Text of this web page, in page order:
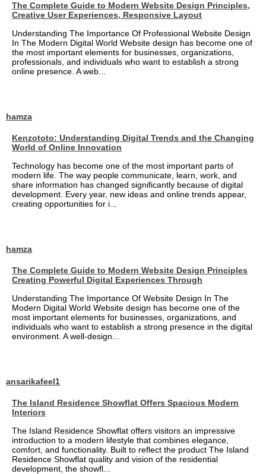
The Complete Guide to Modern Website Design Principles,
Creative User Experiences, Responsive Layout
Understanding The Importance Of Professional Website Design
In The Modern Digital World Website design has become one of
the most important elements for businesses, organizations,
professionals, and individuals who want to establish a strong
online presence. A web...
hamza
Kenzototo: Understanding Digital Trends and the Changing
World of Online Innovation
Technology has become one of the most important parts of
modern life. The way people communicate, learn, work, and
share information has changed significantly because of digital
development. Every year, new ideas and online trends appear,
creating opportunities for i...
hamza
The Complete Guide to Modern Website Design Principles
Creating Powerful Digital Experiences Through
Understanding The Importance Of Website Design In The
Modern Digital World Website design has become one of the
most important elements for businesses, organizations, and
individuals who want to establish a strong presence in the digital
environment. A well-design...
ansarikafeel1
The Island Residence Showflat Offers Spacious Modern
Interiors
The Island Residence Showflat offers visitors an impressive
introduction to a modern lifestyle that combines elegance,
comfort, and functionality. Built to reflect the product The Island
Residence Showflat quality and vision of the residential
development, the showfl...